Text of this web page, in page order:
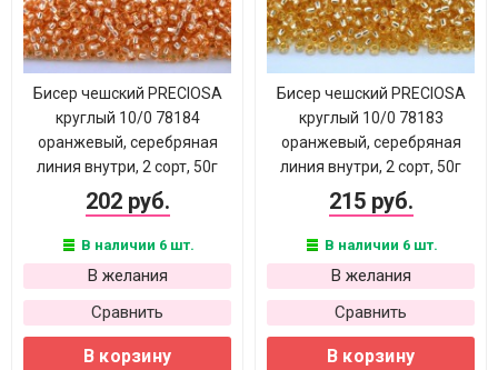
Бисер чешский PRECIOSA
круглый 10/0 78184
оранжевый, серебряная
линия внутри, 2 сорт, 50г
202 руб.
В наличии 6 шт.
В желания
Сравнить
В корзину
Бисер чешский PRECIOSA
круглый 10/0 78183
оранжевый, серебряная
линия внутри, 2 сорт, 50г
215 руб.
В наличии 6 шт.
В желания
Сравнить
В корзину